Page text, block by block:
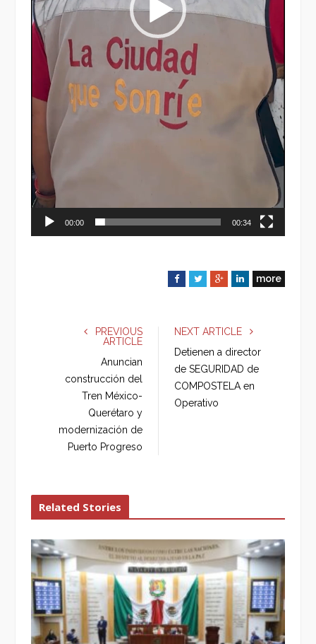
00:00 00:34
F
e
o
k
T
r
G
g
+
L
n
more
PREVIOUS
ARTICLE
Anuncian
construcción del
Tren México-
Querétaro y
modernización de
Puerto Progreso
NEXT ARTICLE
Detienen a director
de SEGURIDAD de
COMPOSTELA en
Operativo
Related Stories